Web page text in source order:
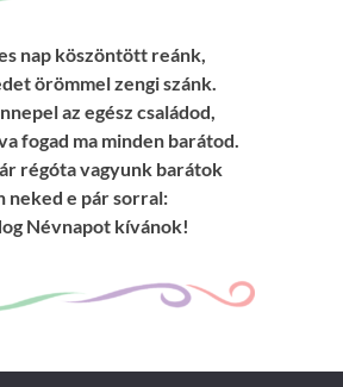
nap köszöntött reánk,
örömmel zengi szánk.
az egész családod,
fogad ma minden barátod.
régóta vagyunk barátok
neked e pár sorral:
Névnapot kívánok!